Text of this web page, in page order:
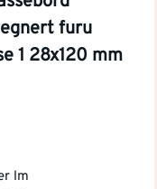
furu
1 28x120 mm
lm